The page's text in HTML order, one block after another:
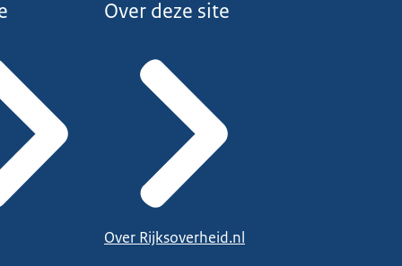
Over deze site
Over Rijksoverheid.nl